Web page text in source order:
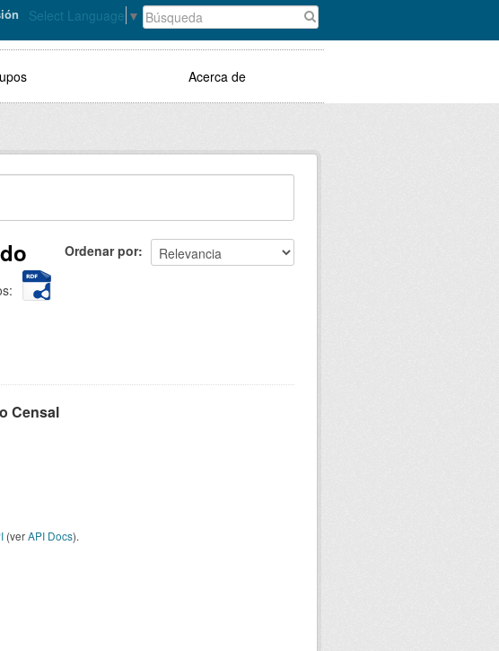
Select Language ▼
Acerca de
Ordenar por
Censal
(verAPI Docs).